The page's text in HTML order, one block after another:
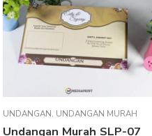
UNDANGAN, UNDANGAN MURAH
Undangan Murah SLP-07